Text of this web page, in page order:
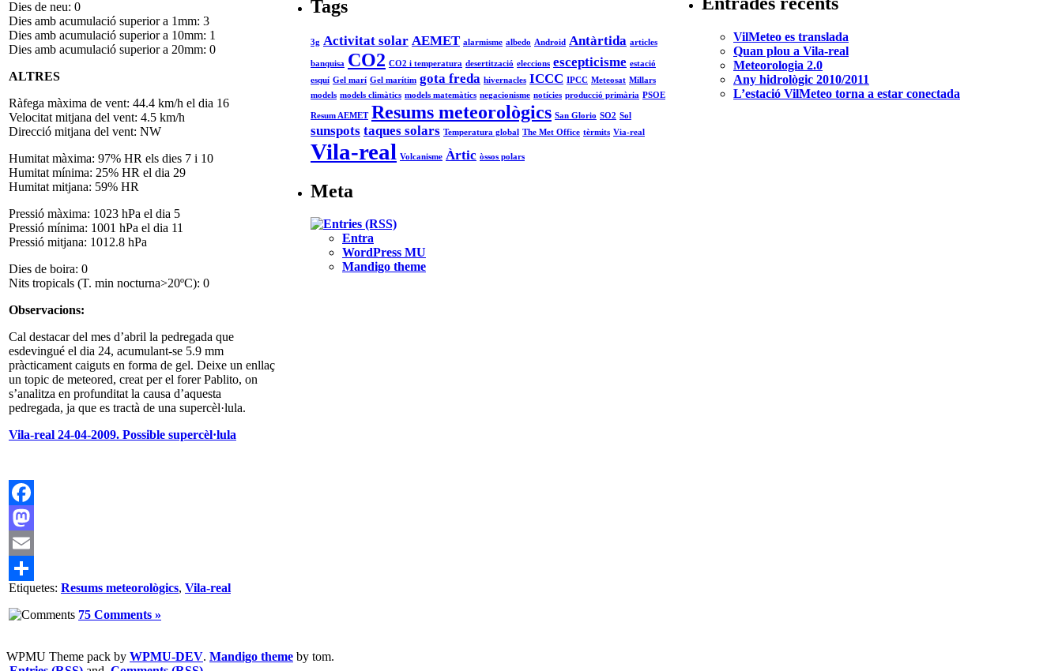
Dies de neu: 0
Dies amb acumulació superior a 1mm: 3
Dies amb acumulació superior a 10mm: 1
Dies amb acumulació superior a 20mm: 0
ALTRES
Ràfega màxima de vent: 44.4 km/h el dia 16
Velocitat mitjana del vent: 4.5 km/h
Direcció mitjana del vent: NW
Humitat màxima: 97% HR els dies 7 i 10
Humitat mínima: 25% HR el dia 29
Humitat mitjana: 59% HR
Pressió màxima: 1023 hPa el dia 5
Pressió mínima: 1001 hPa el dia 11
Pressió mitjana: 1012.8 hPa
Dies de boira: 0
Nits tropicals (T. min nocturna>20ºC): 0
Observacions:
Cal destacar del mes d’abril la pedregada que
esdevingué el dia 24, acumulant-se 5.9 mm
pràcticament caiguts en forma de gel. Deixe un enllaç
un topic de meteored, creat per el forer Pablito, on
s’analitza en profunditat la causa d’aquesta
pedregada, ja que es tractà de una supercèl·lula.
Vila-real 24-04-2009. Possible supercèl·lula
Facebook
Mastodon
Email
Comparteix
Etiquetes: Resums meteorològics, Vila-real
75 Comments »
Tags
3g Activitat solar AEMET alarmisme albedo Android Antàrtida articles
banquisa CO2 CO2 i temperatura desertització eleccions escepticisme estació
esquí Gel marí Gel marítim gota freda hivernacles ICCC IPCC Meteosat Millars
models models climàtics models matemàtics negacionisme notícies producció primària PSOE
Resum AEMET Resums meteorològics San Glorio SO2 Sol
sunspots taques solars Temperatura global The Met Office tèrmits Via-real
Vila-real Volcanisme Àrtic òssos polars
Meta
Entra
WordPress MU
Mandigo theme
VilMeteo es translada
Quan plou a Vila-real
Meteorologia 2.0
Any hidrològic 2010/2011
L’estació VilMeteo torna a estar conectada
WPMU Theme pack by WPMU-DEV. Mandigo theme by tom.